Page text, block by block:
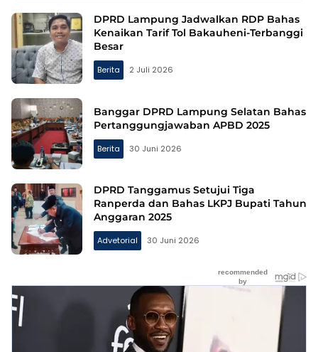
Fungsional
DPRD Lampung Jadwalkan RDP Bahas
Kenaikan Tarif Tol Bakauheni-Terbanggi
Besar
Berita 2 Juli 2026
Banggar DPRD Lampung Selatan Bahas
Pertanggungjawaban APBD 2025
Berita 30 Juni 2026
DPRD Tanggamus Setujui Tiga
Ranperda dan Bahas LKPJ Bupati Tahun
Anggaran 2025
Advetorial 30 Juni 2026